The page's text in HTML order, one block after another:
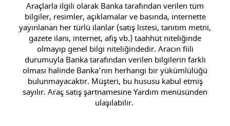
Araçlarla ilgili olarak Banka tarafından verilen tüm
bilgiler, resimler, açıklamalar ve basında, internette
yayınlanan her türlü ilanlar (satış listesi, tanıtım metni,
gazete ilanı, internet, afiş vb.) taahhüt niteliğinde
olmayıp genel bilgi niteliğindedir. Aracın fiili
durumuyla Banka tarafından verilen bilgilerin farklı
olması halinde Banka’nın herhangi bir yükümlülüğü
bulunmayacaktır. Müşteri, bu hususu kabul etmiş
sayılır. Araç satış şartnamesine Yardım menüsünden
ulaşılabilir.